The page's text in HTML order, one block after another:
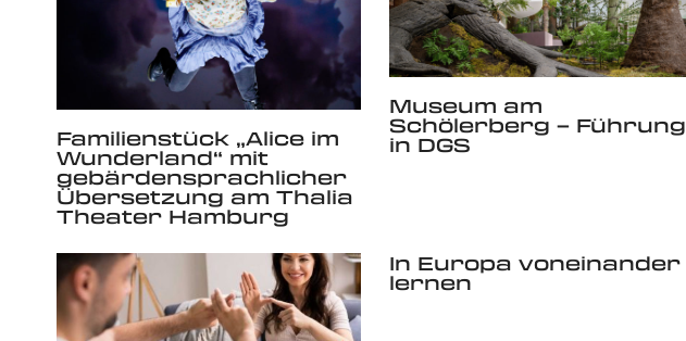
Familienstück „Alice im
Wunderland“ mit
gebärdensprachlicher
Übersetzung am Thalia
Theater Hamburg
Museum am
Schölerberg – Führung
in DGS
In Europa voneinander
lernen